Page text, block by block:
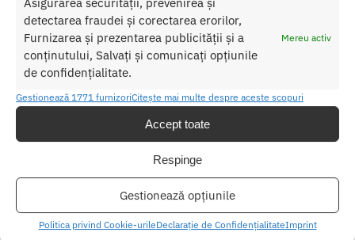
Asigurarea securității, prevenirea și
detectarea fraudei și corectarea erorilor,
Furnizarea și prezentarea publicității și a
conținutului, Salvați și comunicați opțiunile
de confidențialitate.
Mereu activ
Gestionează 1771 furnizoriCitește mai multe despre aceste scopuri
Accept toate
Respinge
Gestionează opțiunile
Politica privind Cookie-urileDeclarație de ConfidențialitateImprint
Ciorapi Sexy Stockings 0005 black S-L
35.00lei
Adaugă în coș
Pentru toate comenziile de peste 250 lei
Retur Gratis in 21 zile
Toate comenzile pot fi returnate in 14 zile conform termenilor.